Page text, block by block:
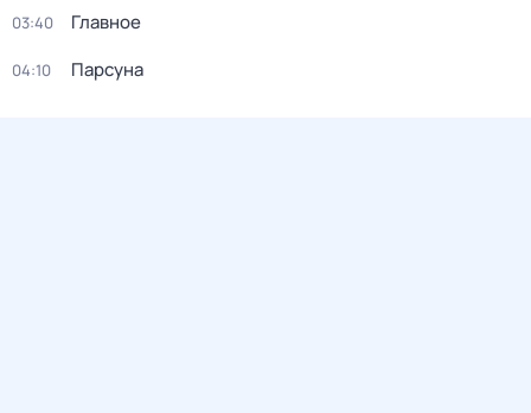
03:40 Главное
04:10 Парсуна